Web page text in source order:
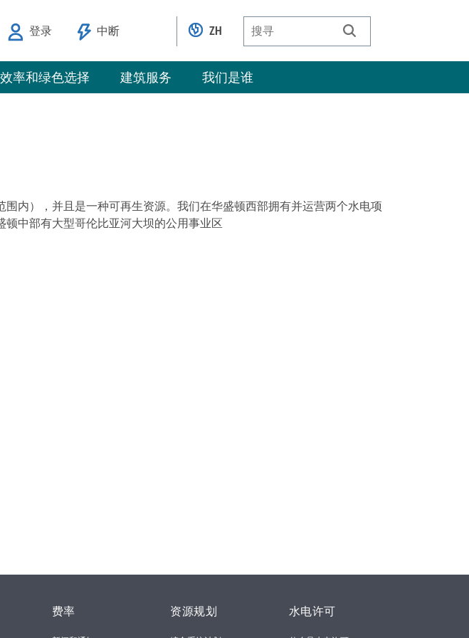
效率和绿色选择 建筑服务 我们是谁
登录 中断 ZH
内），并且是一种可再生资源。我们在华盛顿西部拥有并运营两个水电项
中部有大型哥伦比亚河大坝的公用事业区
费率 资源规划 水电许可